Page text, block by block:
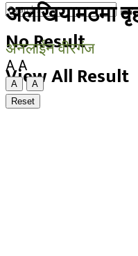
No Result
View All Result
अलखियामठमा
अनलाईन वीरगंज
A A
A
A
Reset